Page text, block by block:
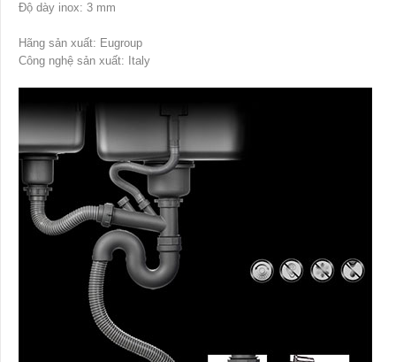
Độ dày inox: 3 mm
Hãng sản xuất: Eugroup
Công nghệ sản xuất: Italy